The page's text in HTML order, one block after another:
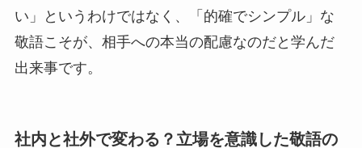
い」というわけではなく、「的確でシンプル」な
敬語こそが、相手への本当の配慮なのだと学んだ
出来事です。
社内と社外で変わる？立場を意識した敬語の